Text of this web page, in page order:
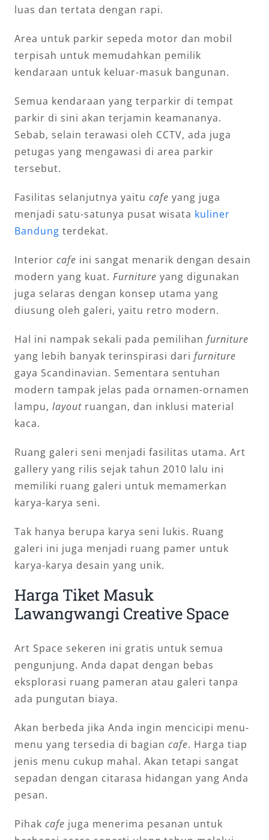
luas dan tertata dengan rapi.
Area untuk parkir sepeda motor dan mobil
terpisah untuk memudahkan pemilik
kendaraan untuk keluar-masuk bangunan.
Semua kendaraan yang terparkir di tempat
parkir di sini akan terjamin keamananya.
Sebab, selain terawasi oleh CCTV, ada juga
petugas yang mengawasi di area parkir
tersebut.
Fasilitas selanjutnya yaitu cafe yang juga
menjadi satu-satunya pusat wisata kuliner
Bandung terdekat.
Interior cafe ini sangat menarik dengan desain
modern yang kuat. Furniture yang digunakan
juga selaras dengan konsep utama yang
diusung oleh galeri, yaitu retro modern.
Hal ini nampak sekali pada pemilihan furniture
yang lebih banyak terinspirasi dari furniture
gaya Scandinavian. Sementara sentuhan
modern tampak jelas pada ornamen-ornamen
lampu, layout ruangan, dan inklusi material
kaca.
Ruang galeri seni menjadi fasilitas utama. Art
gallery yang rilis sejak tahun 2010 lalu ini
memiliki ruang galeri untuk memamerkan
karya-karya seni.
Tak hanya berupa karya seni lukis. Ruang
galeri ini juga menjadi ruang pamer untuk
karya-karya desain yang unik.
Harga Tiket Masuk
Lawangwangi Creative Space
Art Space sekeren ini gratis untuk semua
pengunjung. Anda dapat dengan bebas
eksplorasi ruang pameran atau galeri tanpa
ada pungutan biaya.
Akan berbeda jika Anda ingin mencicipi menu-
menu yang tersedia di bagian cafe. Harga tiap
jenis menu cukup mahal. Akan tetapi sangat
sepadan dengan citarasa hidangan yang Anda
pesan.
Pihak cafe juga menerima pesanan untuk